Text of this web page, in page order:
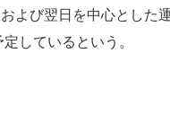
よび翌日を中心とした
しているという。